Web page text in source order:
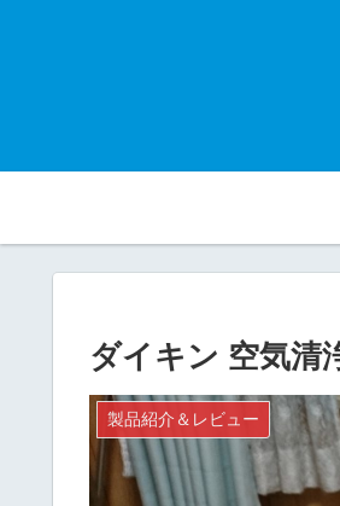
ダイキン 空気清
製品紹介＆レビュー